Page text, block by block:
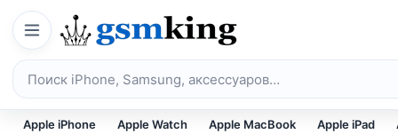
Перейти к содержимому
Поиск по каталогу
Apple iPhone Apple Watch Apple MacBook Apple iPad